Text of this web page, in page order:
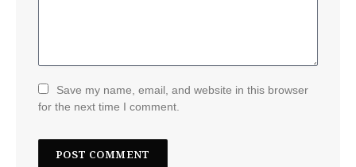
Save my name, email, and website in this browser
for the next time I comment.